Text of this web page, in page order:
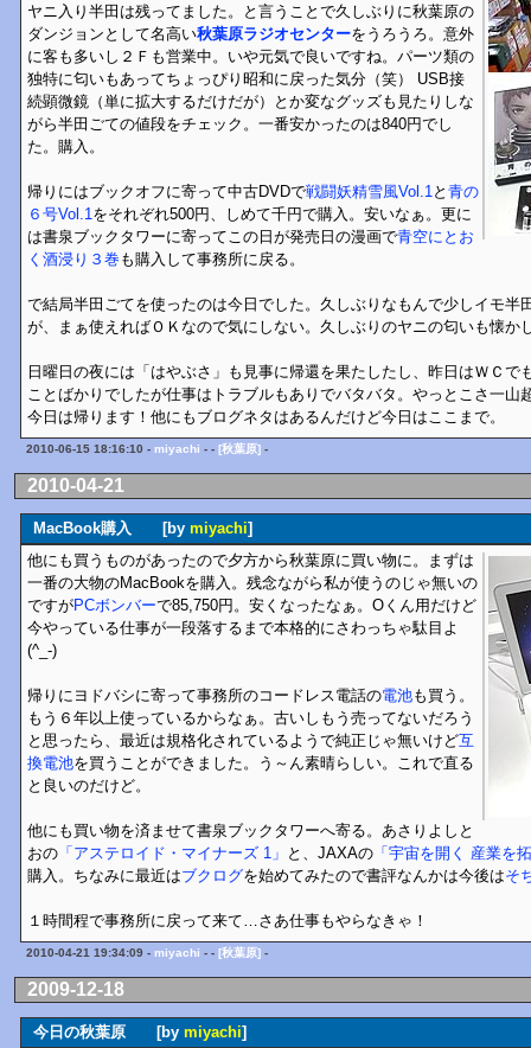
ヤニ入り半田は残ってました。と言うことで久しぶりに秋葉原の
ダンジョンとして名高い秋葉原ラジオセンターをうろうろ。意外
に客も多いし２Ｆも営業中。いや元気で良いですね。パーツ類の
独特に匂いもあってちょっぴり昭和に戻った気分（笑） USB接
続顕微鏡（単に拡大するだけだが）とか変なグッズも見たりしな
がら半田ごての値段をチェック。一番安かったのは840円でし
た。購入。
帰りにはブックオフに寄って中古DVDで戦闘妖精雪風Vol.1 と 青の
６号Vol.1 をそれぞれ500円、しめて千円で購入。安いなぁ。更に
は書泉ブックタワーに寄ってこの日が発売日の漫画で青空にとお
く酒浸り３巻も購入して事務所に戻る。
で結局半田ごてを使ったのは今日でした。久しぶりなもんで少しイモ半
が、まぁ使えればＯＫなので気にしない。久しぶりのヤニの匂いも懐か
日曜日の夜には「はやぶさ」も見事に帰還を果たしたし、昨日はＷＣで
ことばかりでしたが仕事はトラブルもありでバタバタ。やっとこさ一山
今日は帰ります！他にもブログネタはあるんだけど今日はここまで。
2010-06-15 18:16:10 - miyachi - - [秋葉原] -
2010-04-21
MacBook購入 [by miyachi]
他にも買うものがあったので夕方から秋葉原に買い物に。まずは
一番の大物のMacBookを購入。残念ながら私が使うのじゃ無いの
ですがPCボンバーで85,750円。安くなったなぁ。Oくん用だけど
今やっている仕事が一段落するまで本格的にさわっちゃ駄目よ
(^_-)
帰りにヨドバシに寄って事務所のコードレス電話の電池も買う。
もう６年以上使っているからなぁ。古いしもう売ってないだろう
と思ったら、最近は規格化されているようで純正じゃ無いけど互
換電池を買うことができました。う～ん素晴らしい。これで直る
と良いのだけど。
他にも買い物を済ませて書泉ブックタワーへ寄る。あさりよしと
おの 「アステロイド・マイナーズ 1」 と、JAXAの 「宇宙を開く 産業を
購入。ちなみに最近はブクログを始めてみたので書評なんかは今後はそ
１時間程で事務所に戻って来て…さあ仕事もやらなきゃ！
2010-04-21 19:34:09 - miyachi - - [秋葉原] -
2009-12-18
今日の秋葉原 [by miyachi]